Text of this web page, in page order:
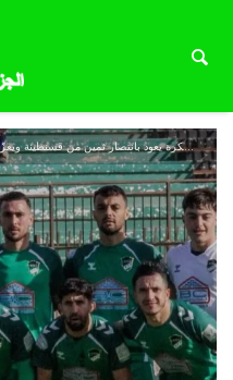
بطولة الهواة: اتحاد بسكرة يعود بانتصار ثمين من